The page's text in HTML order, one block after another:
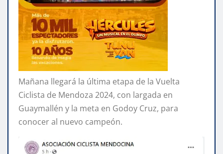
Mañana llegará la última etapa de la Vuelta
Ciclista de Mendoza 2024, con largada en
Guaymallén y la meta en Godoy Cruz, para
conocer al nuevo campeón.